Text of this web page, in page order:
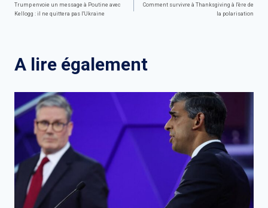
Trump envoie un message à Poutine avec
Kellogg : il ne quittera pas l'Ukraine
Comment survivre à Thanksgiving à l'ère de
la polarisation
A lire également